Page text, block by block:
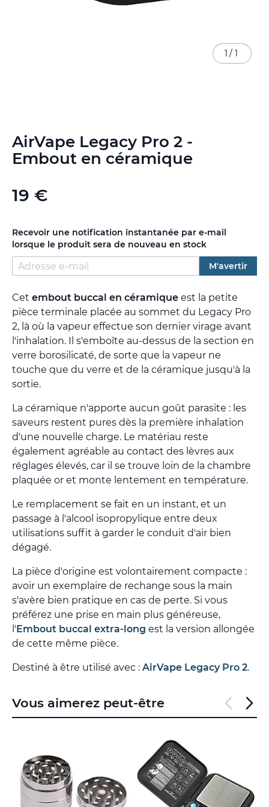
AirVape Legacy Pro 2 -
Embout en céramique
19 €
Recevoir une notification instantanée par e-mail
lorsque le produit sera de nouveau en stock
M'avertir
Cet embout buccal en céramique est la petite
pièce terminale placée au sommet du Legacy Pro
2, là où la vapeur effectue son dernier virage avant
l'inhalation. Il s'emboîte au-dessus de la section en
verre borosilicaté, de sorte que la vapeur ne
touche que du verre et de la céramique jusqu'à la
sortie.
La céramique n'apporte aucun goût parasite : les
saveurs restent pures dès la première inhalation
d'une nouvelle charge. Le matériau reste
également agréable au contact des lèvres aux
réglages élevés, car il se trouve loin de la chambre
plaquée or et monte lentement en température.
Le remplacement se fait en un instant, et un
passage à l'alcool isopropylique entre deux
utilisations suffit à garder le conduit d'air bien
dégagé.
La pièce d'origine est volontairement compacte :
avoir un exemplaire de rechange sous la main
s'avère bien pratique en cas de perte. Si vous
préférez une prise en main plus généreuse,
l'Embout buccal extra-long est la version allongée
de cette même pièce.
Destiné à être utilisé avec : AirVape Legacy Pro 2.
1 / 1
to
the
beginning
the
images
Vous aimerez peut-être